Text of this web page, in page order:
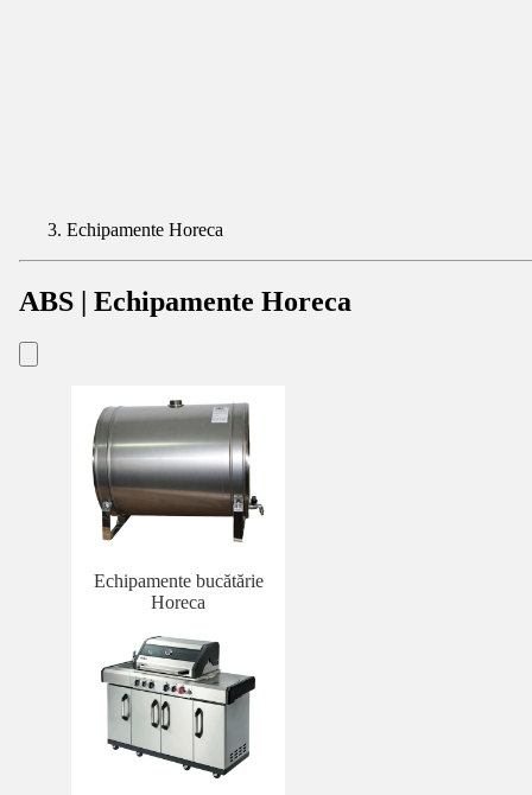
Echipamente Horeca
ABS | Echipamente Horeca
Echipamente bucătărie
Horeca